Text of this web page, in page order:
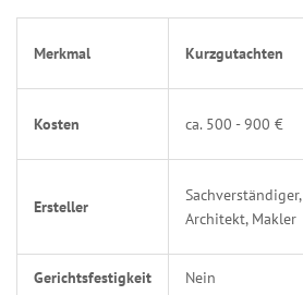
Merkmal Kurzgutachten
Kosten ca. 500 - 900 €
Ersteller
Sachverständiger,
Architekt, Makler
Gerichtsfestigkeit Nein